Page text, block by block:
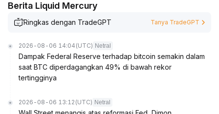
Berita Liquid Mercury
Ringkas dengan TradeGPT Tanya TradeGPT
2026-08-06 14:04 (UTC) Netral
Dampak Federal Reserve terhadap bitcoin semakin dalam
saat BTC diperdagangkan 49% di bawah rekor
tertingginya
2026-08-06 13:12 (UTC) Netral